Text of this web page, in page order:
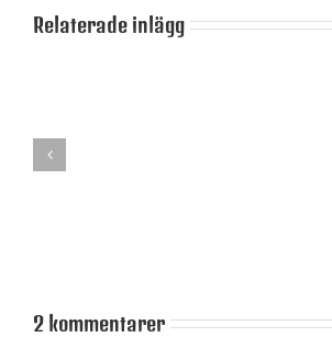
Relaterade inlägg
2 kommentarer